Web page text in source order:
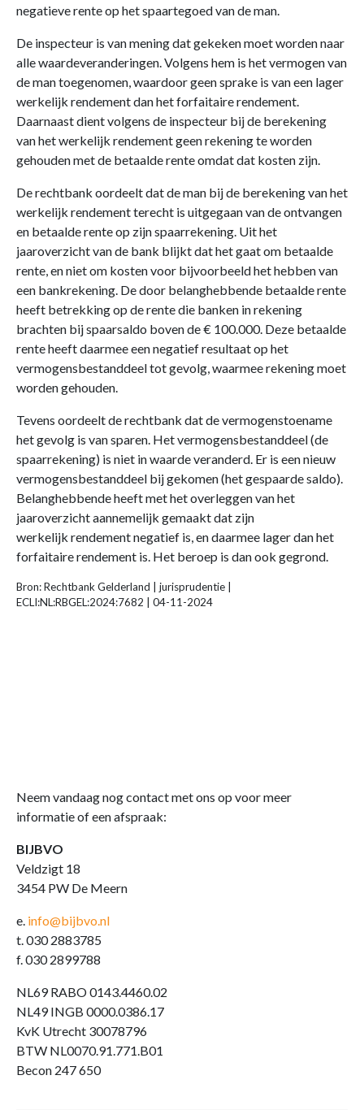
negatieve rente op het spaartegoed van de man.
De inspecteur is van mening dat gekeken moet worden naar
alle waardeveranderingen. Volgens hem is het vermogen van
de man toegenomen, waardoor geen sprake is van een lager
werkelijk rendement dan het forfaitaire rendement.
Daarnaast dient volgens de inspecteur bij de berekening
van het werkelijk rendement geen rekening te worden
gehouden met de betaalde rente omdat dat kosten zijn.
De rechtbank oordeelt dat de man bij de berekening van het
werkelijk rendement terecht is uitgegaan van de ontvangen
en betaalde rente op zijn spaarrekening. Uit het
jaaroverzicht van de bank blijkt dat het gaat om betaalde
rente, en niet om kosten voor bijvoorbeeld het hebben van
een bankrekening. De door belanghebbende betaalde rente
heeft betrekking op de rente die banken in rekening
brachten bij spaarsaldo boven de € 100.000. Deze betaalde
rente heeft daarmee een negatief resultaat op het
vermogensbestanddeel tot gevolg, waarmee rekening moet
worden gehouden.
Tevens oordeelt de rechtbank dat de vermogenstoename
het gevolg is van sparen. Het vermogensbestanddeel (de
spaarrekening) is niet in waarde veranderd. Er is een nieuw
vermogensbestanddeel bij gekomen (het gespaarde saldo).
Belanghebbende heeft met het overleggen van het
jaaroverzicht aannemelijk gemaakt dat zijn
werkelijk rendement negatief is, en daarmee lager dan het
forfaitaire rendement is. Het beroep is dan ook gegrond.
Bron: Rechtbank Gelderland | jurisprudentie |
ECLI:NL:RBGEL:2024:7682 | 04-11-2024
Neem vandaag nog contact met ons op voor meer
informatie of een afspraak:
BIJBVO
Veldzigt 18
3454 PW De Meern
e. info@bijbvo.nl
t. 030 2883785
f. 030 2899788
NL69 RABO 0143.4460.02
NL49 INGB 0000.0386.17
KvK Utrecht 30078796
BTW NL0070.91.771.B01
Becon 247 650